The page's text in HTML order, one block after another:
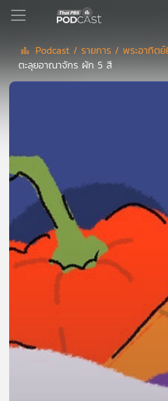
Podcast
สต์
เพล
ย์
ลิ
สต์
ของ
Podcast / รายการ /พระอาทิต
ตะลุยอาณาจักร ผัก 5 สี